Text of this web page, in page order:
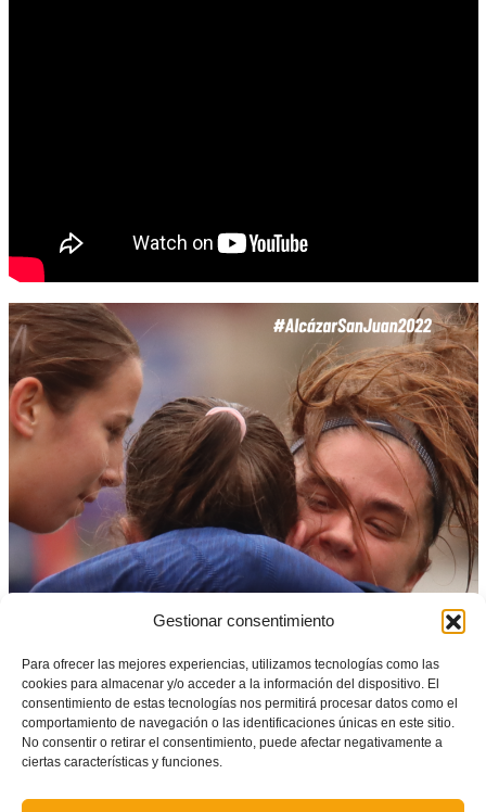
Gestionar consentimiento
Para ofrecer las mejores experiencias, utilizamos tecnologías como las
cookies para almacenar y/o acceder a la información del dispositivo. El
consentimiento de estas tecnologías nos permitirá procesar datos como el
comportamiento de navegación o las identificaciones únicas en este sitio.
No consentir o retirar el consentimiento, puede afectar negativamente a
ciertas características y funciones.